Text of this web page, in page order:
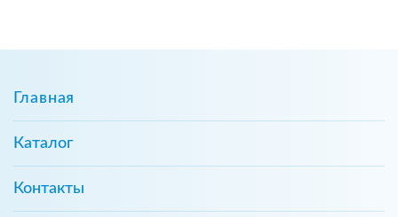
Главная
Каталог
Контакты